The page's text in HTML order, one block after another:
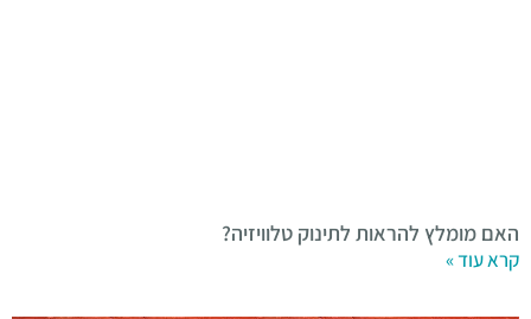
האם מומלץ להראות לתינוק טלוויזיה?
קרא עוד »